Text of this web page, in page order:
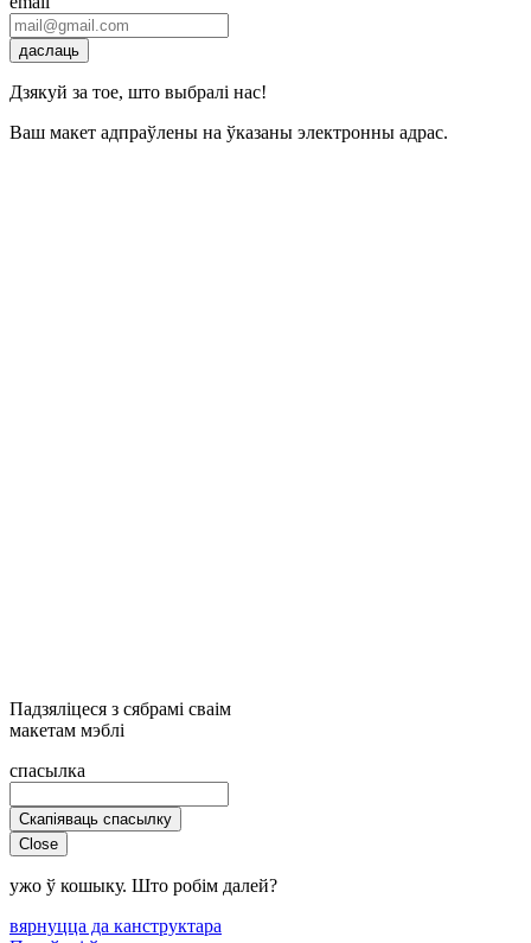
даслаць
Дзякуй за тое, што выбралі нас!
Ваш макет адпраўлены на ўказаны электронны адрас.
Падзяліцеся з сябрамі сваім
макетам мэблі
спасылка
Скапіяваць спасылку
Close
ужо ў кошыку. Што робім далей?
вярнуцца да канструктара